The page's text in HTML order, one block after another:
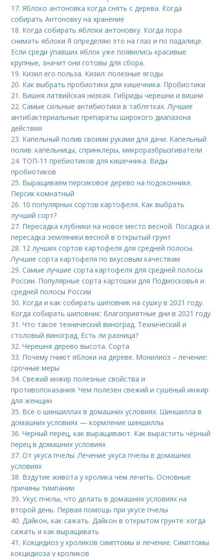
17.Яблоко антоновка когда снять с дерева. Когда
собирать Антоновку на хранение
18. Когда собирать яблоки антоновку. Когда пора
снимать яблоки Я определяю это на глаз и по падалице.
Если среди упавших яблок уже появились красивые
крупные, значит они готовы для сбора.
19. Кизил его польза. Кизил: полезные ягоды
20. Как выбрать пробиотики для кишечника. Пробиотики
21. Вишня латвийская низкая. Гибриды черешни и вишни
22.Самые сильные антибиотики в таблетках. Лучшие
антибактериальные препараты широкого диапазона
действия
23. Капельный полив своими руками для дачи. Капельный
полив: капельницы, спринклеры, микроразбрызгиватели
24. ТОП-11 пребиотиков для кишечника. Виды
пробиотиков
25. Выращиваем персиковое дерево на подоконнике.
Персик комнатный
26. 10 популярных сортов картофеля. Как выбрать
лучший сорт?
27. Пересадка клубники на новое место весной. Посадка и
пересадка земляники весной в открытый грунт
28. 12 лучших сортов картофеля для средней полосы.
Лучшие сорта картофеля по вкусовым качествам
29.Самые лучшие сорта картофеля для средней полосы
России. Популярные сорта картошки для Подмосковья и
средней полосы России
30. Когда и как собирать шиповник на сушку в 2021 году.
Когда собирать шиповник: благоприятные дни в 2021 году
31.Что такое технический виноград. Технический и
столовый виноград. Есть ли разница?
32.Черешня дерево высота. Сорта
33. Почему гниют яблоки на дереве. Монилиоз – лечение:
срочные меры
34.Свежий инжир полезные свойства и
противопоказания. Чем полезен свежий и сушёный инжир
для женщин
35. Все о шиншиллах в домашних условиях. Шиншилла в
домашних условиях — кормление шиншиллы
36.Черный перец, как выращивают. Как вырастить чёрный
перец в домашних условиях
37.От укуса пчелы. Лечение укуса пчелы в домашних
условиях
38. Вздутие живота у кролика чем лечить. Основные
причины тимпании
39.Укус пчелы, что делать в домашних условиях на
второй день. Первая помощь при укусе пчелы
40.Дайкон, как сажать. Дайкон в открытом грунте: когда
сажать и как выращивать
41. Кокцидиоз у кроликов симптомы и лечение. Симптомы
кокцидиоза у кроликов